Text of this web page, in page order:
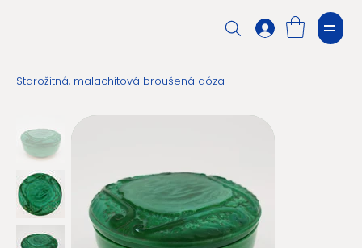
Starožitná, malachitová broušená dóza